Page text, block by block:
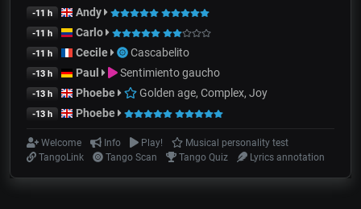
-11 h Andy
-11 h Carlo
-11 h Cecile Cascabelito
-13 h Paul Sentimiento gaucho
-13 h Phoebe Golden age, Complex, Joy
-13 h Phoebe
Welcome Info Play!
Musical personality test
TangoLink
Tango Scan Tango Quiz Lyrics annotation